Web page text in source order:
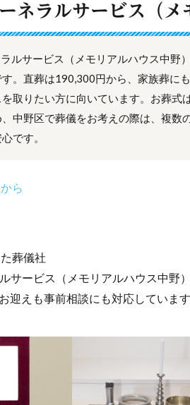
ネラルサービス（メ
ルサービス（メモリアルハウス中野
。直葬は190,300円から、家族葬に
取りたい方に向いています。お葬式
中野区で葬儀をお考えの際は、複数
です。
ら
葬儀社
サービス（メモリアルハウス中野
迎えも事前相談にも対応しています